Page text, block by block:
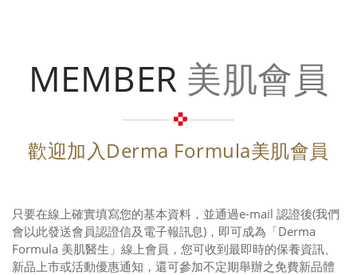
MEMBER 美肌會員
歡迎加入Derma Formula美肌會員
只要在線上確實填寫您的基本資料，並通過e-mail 認證後(我們
會以此發送會員認證信及電子報訊息)，即可成為「Derma
Formula 美肌醫生」線上會員，您可收到最即時的保養資訊、
新品上市或活動優惠通知，還可參加不定期舉辦之免費新品體